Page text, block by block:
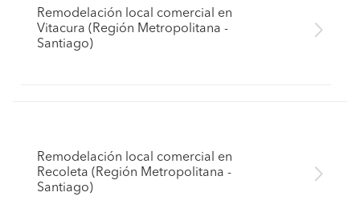
Remodelación local comercial en
Vitacura (Región Metropolitana -
Santiago)
Remodelación local comercial en
Recoleta (Región Metropolitana -
Santiago)